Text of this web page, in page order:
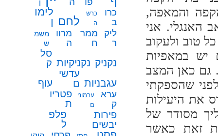
והמאפה,
האנגלי. אני
טוב ולעקוב
יש במאפיות
גם כאן המצב
שהספקתי
את היעילות
מסודר של
זאת כאשר
ן
כרו
ב
כרש
ה
לחם
לימו
ן
ליק
ר
ממר
ח
מרוו
ה
משמ
ש
נקניק נקניקיות
סל
ק
עגבניות
עדשי
ם
עוף
ערא
ק
ערמוני
ם
פטריו
ת
פירות
יבשים
פלפ
ל